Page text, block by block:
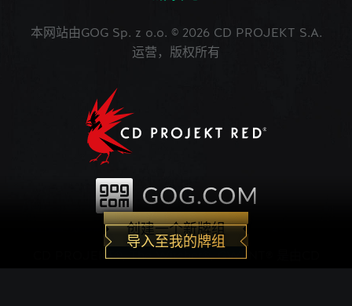
创建一个新牌组
导入至我的牌组
本网站由GOG Sp. z o.o. © 2026 CD PROJEKT S.A.
运营，版权所有
CD PROJEKT®, The Witcher®, GWENT® 是由CD